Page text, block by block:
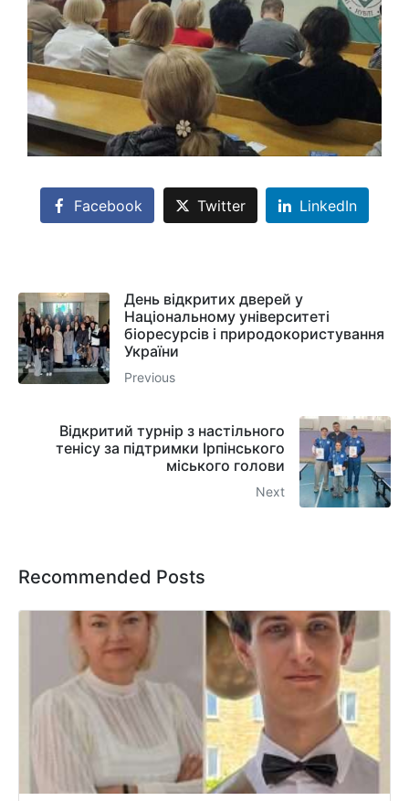
Facebook Twitter LinkedIn
День відкритих дверей у
Національному університеті
біоресурсів і природокористування
України
Previous
Відкритий турнір з настільного
тенісу за підтримки Ірпінського
міського голови
Next
Recommended Posts